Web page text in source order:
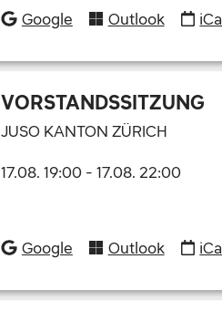
Google Outlook iCal
VORSTANDSSITZUNG
JUSO KANTON ZÜRICH
17.08. 19:00 - 17.08. 22:00
Google Outlook iCal